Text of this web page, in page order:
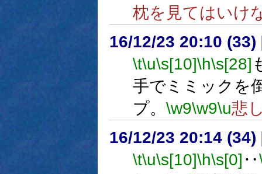
枕を見てはいけ
16/12/23 20:10 (33)
\t\u\s[10]\h\s[28]
手でミミックを
プ。 \w9\w9\u悲
16/12/23 20:14 (34)
\t\u\s[10]\h\s[0] ‥